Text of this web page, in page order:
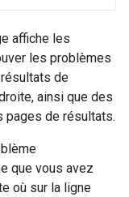
affiche les
les problèmes
de
ainsi que des
pages de résultats.
que vous avez
où sur la ligne